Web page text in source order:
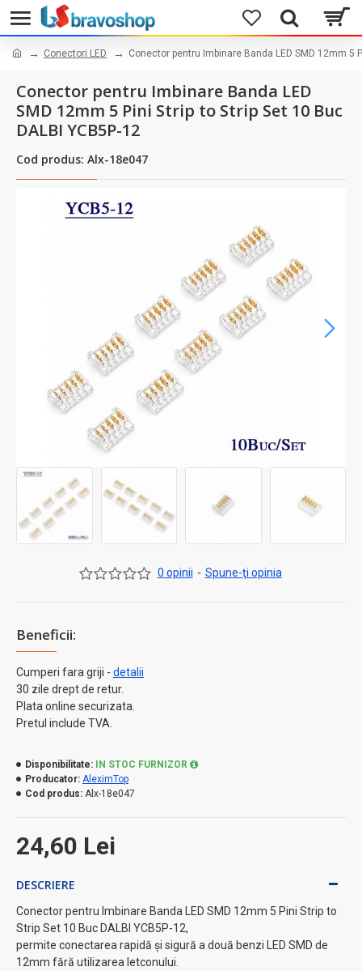
Conectori LED Conector pentru Imbinare Banda LED SMD 12mm 5
Conector pentru Imbinare Banda LED
SMD 12mm 5 Pini Strip to Strip Set 10 Buc
DALBI YCB5P-12
Cod produs: Alx-18e047
Beneficii:
Cumperi fara griji - detalii
30 zile drept de retur.
Plata online securizata.
Pretul include TVA.
0 opinii - Spune-ţi opinia
24,60 Lei
Disponibilitate: IN STOC FURNIZOR
Producator: AleximTop
Cod produs: Alx-18e047
DESCRIERE
Conector pentru Imbinare Banda LED SMD 12mm 5 Pini Strip to
Strip Set 10 Buc DALBI YCB5P-12,
permite conectarea rapidă și sigură a două benzi LED SMD de
12mm fără utilizarea letconului.